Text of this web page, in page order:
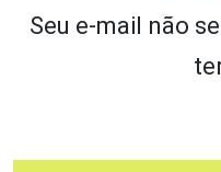
Seu e-mail não